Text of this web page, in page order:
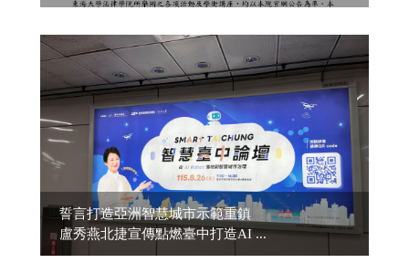
誓言打造亞洲智慧城市示範重鎮
盧秀燕北捷宣傳點燃臺中打造AI ...